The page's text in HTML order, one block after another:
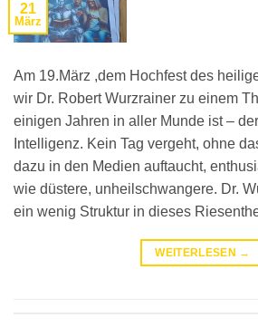
21
März
Am 19.März ,dem Hochfest des
wir Dr. Robert Wurzrainer zu einem
einigen Jahren in aller Munde ist –
Intelligenz. Kein Tag vergeht, ohne
dazu in den Medien auftaucht,
wie düstere, unheilschwangere. Dr.
ein wenig Struktur in dieses
WEITERLESEN →